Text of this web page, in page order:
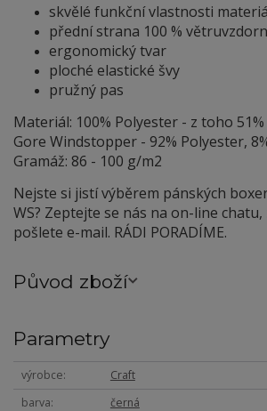
skvělé funkční vlastnosti
přední strana 100 %
ergonomický tvar
ploché elastické švy
pružný pas
Materiál: 100% Polyester - z toho 51%
Gore Windstopper - 92% Polyester,
Gramáž: 86 - 100 g/m2
Nejste si jistí výběrem pánských
WS? Zeptejte se nás na on-line
pošlete e-mail. RÁDI PORADÍME.
Původ zboží
Parametry
výrobce
Craft
barva
černá